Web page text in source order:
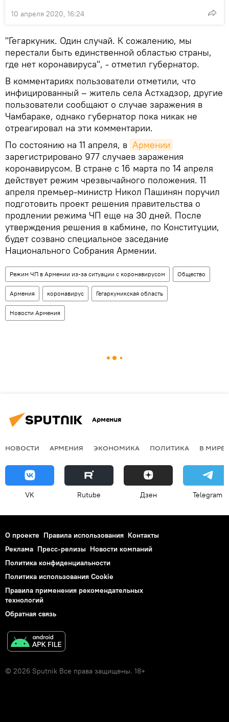
10 апреля 2020, 16:24
"Гегаркуник. Один случай. К сожалению, мы
перестали быть единственной областью страны,
где нет коронавируса", - отметил губернатор.
В комментариях пользователи отметили, что
инфицированный – житель села Астхадзор, другие
пользователи сообщают о случае заражения в
Чамбараке, однако губернатор пока никак не
отреагировал на эти комментарии.
По состоянию на 11 апреля, в Армении
зарегистрировано 977 случаев заражения
коронавирусом. В стране с 16 марта по 14 апреля
действует режим чрезвычайного положения. 11
апреля премьер-министр Никол Пашинян поручил
подготовить проект решения правительства о
продлении режима ЧП еще на 30 дней. После
утверждения решения в кабмине, по Конституции,
будет созвано специальное заседание
Национального Собрания Армении.
Режим ЧП в Армении из-за ситуации с коронавирусом Общество
Армения коронавирус Гегаркуникская область
Новости Армения
Армения
НОВОСТИ АРМЕНИЯ ЭКОНОМИКА ПОЛИТИКА В МИРЕ
VK Rutube Дзен Telegram
О проекте Правила использования Контакты
Реклама Пресс-релизы Новости компаний
Политика конфиденциальности
Политика использования Cookie
Правила применения рекомендательных
технологий
Обратная связь
© 2026 Sputnik Все права защищены. 18+